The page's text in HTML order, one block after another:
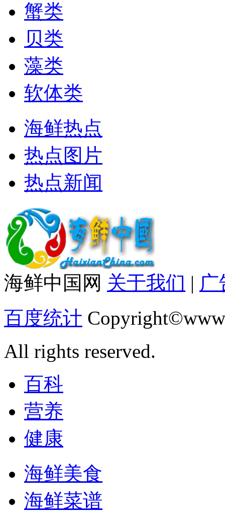
蟹类
贝类
藻类
软体类
海鲜热点
热点图片
热点新闻
海鲜中国网 关于我们 | 广
百度统计
All rights reserved.
百科
营养
健康
海鲜美食
海鲜菜谱